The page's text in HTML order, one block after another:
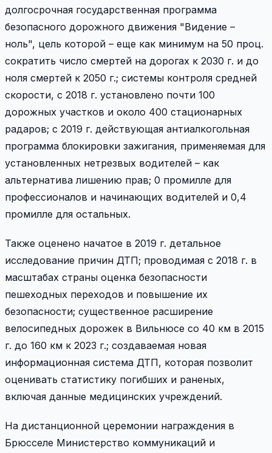
долгосрочная государственная программа
безопасного дорожного движения "Видение –
ноль", цель которой – еще как минимум на 50 проц.
сократить число смертей на дорогах к 2030 г. и до
ноля смертей к 2050 г.; системы контроля средней
скорости, с 2018 г. установлено почти 100
дорожных участков и около 400 стационарных
радаров; с 2019 г. действующая антиалкогольная
программа блокировки зажигания, применяемая для
установленных нетрезвых водителей – как
альтернатива лишению прав; 0 промилле для
профессионалов и начинающих водителей и 0,4
промилле для остальных.
Также оценено начатое в 2019 г. детальное
исследование причин ДТП; проводимая с 2018 г. в
масштабах страны оценка безопасности
пешеходных переходов и повышение их
безопасности; существенное расширение
велосипедных дорожек в Вильнюсе со 40 км в 2015
г. до 160 км к 2023 г.; создаваемая новая
информационная система ДТП, которая позволит
оценивать статистику погибших и раненых,
включая данные медицинских учреждений.
На дистанционной церемонии награждения в
Брюсселе Министерство коммуникаций и